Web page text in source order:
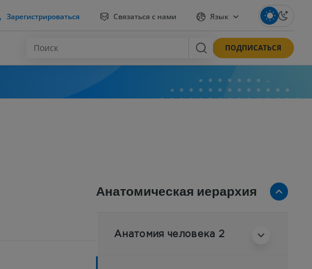
Зарегистрироваться Связаться с нами Язык
ПОДПИСАТЬСЯ
Анатомическая иерархия
Анатомия человека 2